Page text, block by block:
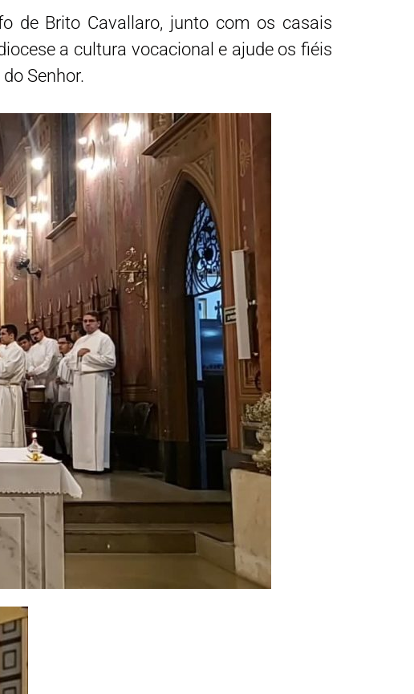
de Brito Cavallaro, junto com os casais
a cultura vocacional e ajude os fiéis
Senhor.